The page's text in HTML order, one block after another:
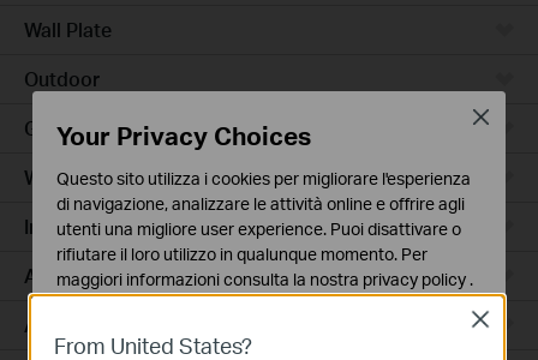
Wall Plate
Outdoor
Gateway
Wireless Bridge
Industrial
Access Max
Agile
From United States?
Close
Your Privacy Choices
Questo sito utilizza i cookies per migliorare l'esperienza
di navigazione, analizzare le attività online e offrire agli
utenti una migliore user experience. Puoi disattivare o
rifiutare il loro utilizzo in qualunque momento. Per
maggiori informazioni consulta la nostra privacy policy .
Questi cookies sono necessari per il corretto
Close